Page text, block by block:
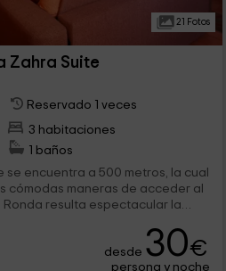
21 Fotos
Zahra Suite
Reservado 1 veces
3 habitaciones
1 baños
se encuentra a 500 metros, la cual
cómodas maneras de acceder al
resulta espectacular la
desde 30€
persona y noche